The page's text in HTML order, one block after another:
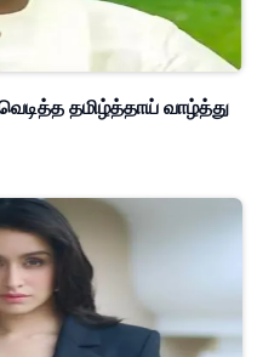
தமிழ்த்தாய் வாழ்த்து